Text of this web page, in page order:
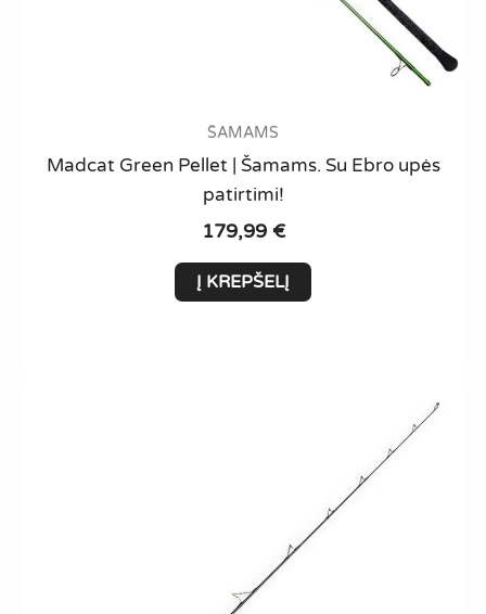
ŠAMAMS
Madcat Green Pellet | Šamams. Su Ebro upės
patirtimi!
179,99 €
Į KREPŠELĮ